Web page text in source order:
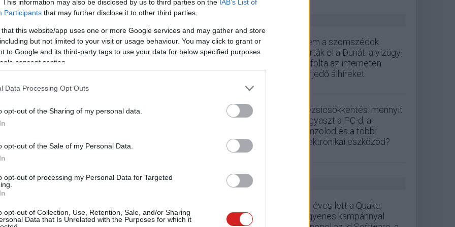
This information may also be disclosed by us to third parties on the IAB’s List of
Participants that may further disclose it to other third parties.
that this website/app uses one or more Google services and may gather and store
but not limited to your visit or usage behaviour. You may click to grant or
to Google and its third-party tags to use your data for below specified purposes
consent section.
Data Processing Opt Outs
opt-out of the Sharing of my personal data.
opt-out of the Sale of my Personal Data.
opt-out of processing my Personal Data for Targeted
opt-out of Collection, Use, Retention, Sale, and/or Sharing
Data that Is Unrelated with the Purposes for which it
felhasználó beszámolója szerint néhány hónappal
nem derül ki egyértelműen, hogy új vagy felújított
a GPU szempontjából releváns módon.
nem gyanakodnak alaplapi hibára. Egy
zárlatot, más vélemények pedig gyártási
abban bízik, hogy ha a probléma nem az alaplapból
jól ismert és megbízható márkának számít)
költségeit. Többen remélik, hogy a cég akár
nyilvánvalóan nem nem szokványos használatból
van szó.
nem mindig a túlterhelés vagy hibás tápellátás
elegendő lehet a katasztrófához. Aki RTX 4060 Ti-
Nem a szomszédok
zárták el a Dunát: a vízügy
cáfolta az interneten
terjedő álhíreket
Rezsicsökkentés: mennyit
fogyaszt a PC-d, a
konzolod és a többi
elektronikai eszközöd?
GS HÍREK
30 éves lett a Quake,
ingyenes kampánnyal